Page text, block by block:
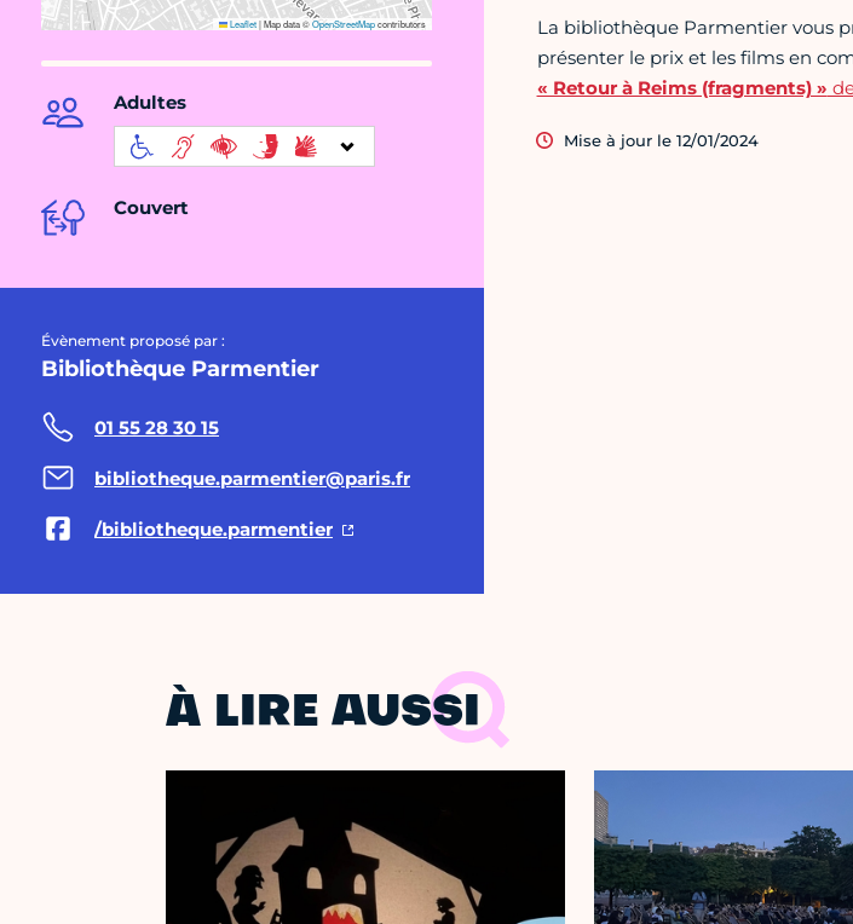
Leaflet|Map data ©OpenStreetMapcontributors
Adultes
Couvert
Évènement proposé par :
Bibliothèque Parmentier
01 55 28 30 15
bibliotheque.parmentier@paris.fr
/bibliotheque.parmentier
La bibliothèque Parmentier vous
présenter le prix et les films en
« Retour à Reims (fragments) »
Mise à jour le 12/01/2024
À LIRE AUSSI